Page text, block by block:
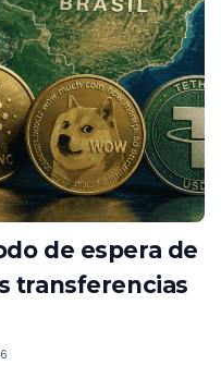
de espera de
transferencias